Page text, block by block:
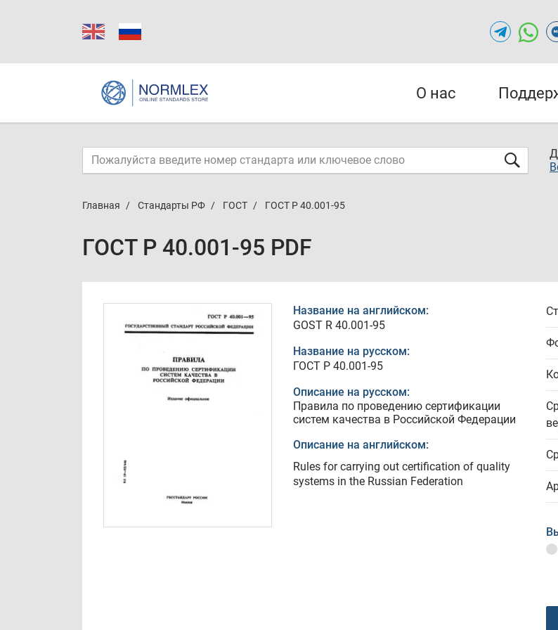
О нас
Главная Стандарты РФ ГОСТ ГОСТ Р 40.001-95
ГОСТ Р 40.001-95 PDF
Название на английском:
GOST R 40.001-95
Название на русском:
ГОСТ Р 40.001-95
Описание на русском:
Правила по проведению сертификации
систем качества в Российской Федерации
Описание на английском:
Rules for carrying out certification of quality
systems in the Russian Federation